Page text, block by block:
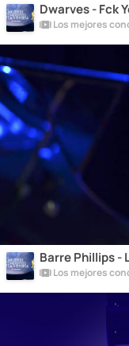
Dwarves - Fck
Los mejores
Barre Phillips -
Los mejores